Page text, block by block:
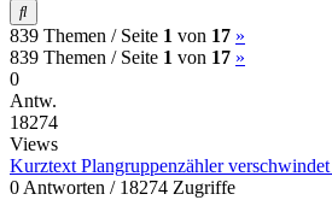
Suche
839 Themen / Seite 1 von 17 (current)
»
839 Themen / Seite 1 von 17 (current)
»
0
Antw.
18274
Views
Kurztext Plangruppenzähler
0 Antworten / 18274 Zugriffe